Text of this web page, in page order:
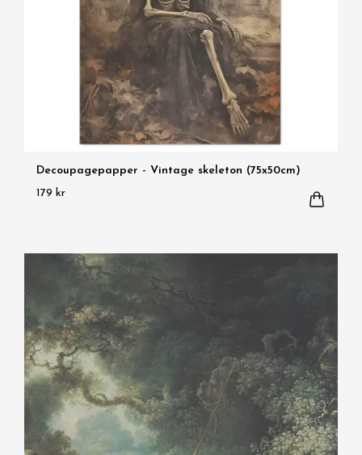
Decoupagepapper - Vintage skeleton (75x50cm)
179 kr